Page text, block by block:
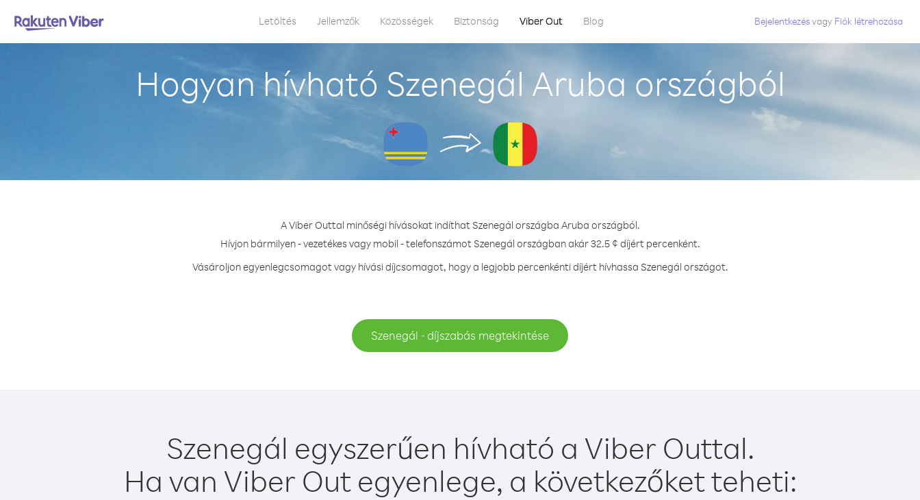
Letöltés Jellemzők Közösségek Biztonság Viber Out Blog Bejelentkezésvagy Fiók létrehozása
Hogyan hívható Szenegál Aruba országból
A Viber Outtal minőségi hívásokat indíthat Szenegál országba Aruba országból.
Hívjon bármilyen - vezetékes vagy mobil - telefonszámot Szenegál országban akár 32.5 ¢ díjért percenként.
Vásároljon egyenlegcsomagot vagy hívási díjcsomagot, hogy a legjobb percenkénti díjért hívhassa Szenegál országot.
Szenegál - díjszabás megtekintése
Szenegál egyszerűen hívható a Viber Outtal.
Ha van Viber Out egyenlege, a következőket teheti: